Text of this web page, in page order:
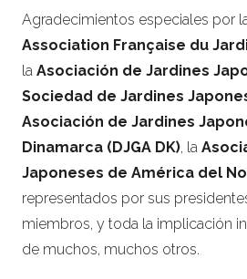
Agradecimientos especiales por
Association Française du
la Asociación de Jardines
Sociedad de Jardines
Asociación de Jardines
Dinamarca (DJGA DK), la
Japoneses de América del
representados por sus
miembros, y toda la implicación
de muchos, muchos otros.